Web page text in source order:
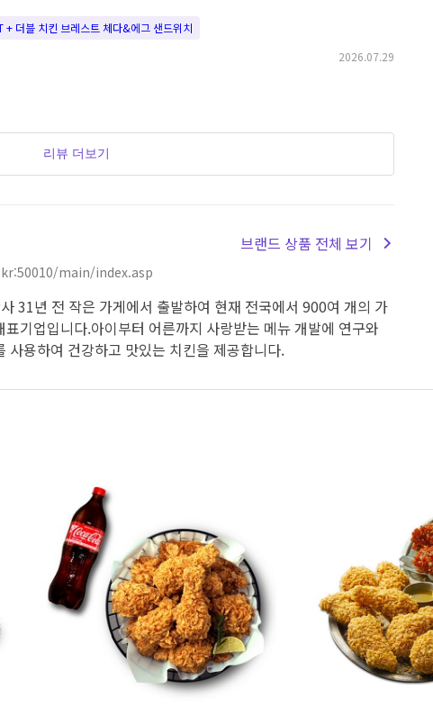
더블 치킨 브레스트 체다&에그 샌드위치
2026.07.29
리뷰 더보기
main/index.asp
브랜드 상품 전체 보기
31년 전 작은 가게에서 출발하여 현재 전국에서 900여 개의 가
기업입니다.아이부터 어른까지 사랑받는 메뉴 개발에 연구와
사용하여 건강하고 맛있는 치킨을 제공합니다.